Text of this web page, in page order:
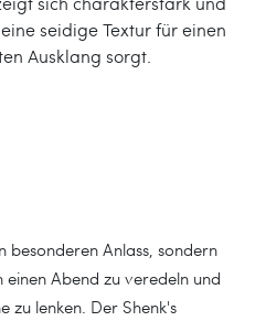
seidige Textur für einen
Ausklang sorgt.
besonderen Anlass, sondern
Abend zu veredeln und
zu lenken. Der Shenk's